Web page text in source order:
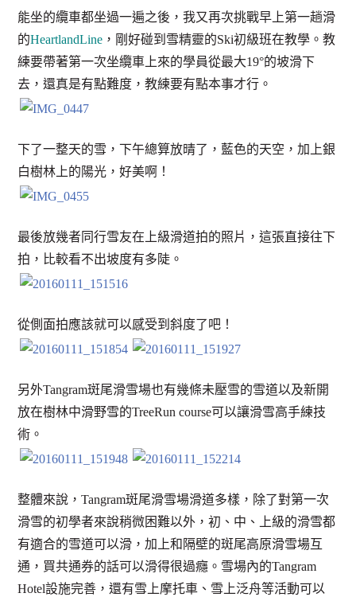
能坐的纜車都坐過一遍之後，我又再次挑戰早上第一趟滑
的HeartlandLine ，剛好碰到雪精靈的Ski初級班在教學。教
練要帶著第一次坐纜車上來的學員從最大19°的坡滑下
去，還真是有點難度，教練要有點本事才行。
下了一整天的雪，下午總算放晴了，藍色的天空，加上銀
白樹林上的陽光，好美啊！
最後放幾者同行雪友在上級滑道拍的照片，這張直接往下
拍，比較看不出坡度有多陡。
從側面拍應該就可以感受到斜度了吧！
另外Tangram斑尾滑雪場也有幾條未壓雪的雪道以及新開
放在樹林中滑野雪的TreeRun course可以讓滑雪高手練技
術。
整體來說，Tangram斑尾滑雪場滑道多樣，除了對第一次
滑雪的初學者來說稍微困難以外，初、中、上級的滑雪都
有適合的雪道可以滑，加上和隔壁的斑尾高原滑雪場互
通，買共通券的話可以滑得很過癮。雪場內的Tangram
Hotel設施完善，還有雪上摩托車、雪上泛舟等活動可以